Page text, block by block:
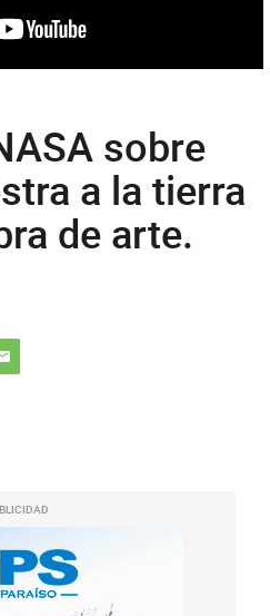
sobre
a la tierra
de arte.